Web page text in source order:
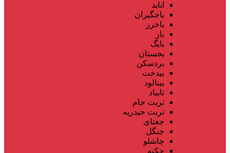
انابد
باجگیران
باخرز
بار
بایگ
بجستان
بردسکن
بیدخت
بینالود
تایباد
تربت جام
تربت حیدریه
جغتای
جنگل
چاشلو
چکنه